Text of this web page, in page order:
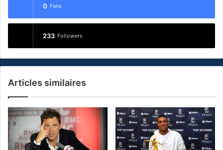
0 Fans
233 Followers
Articles similaires